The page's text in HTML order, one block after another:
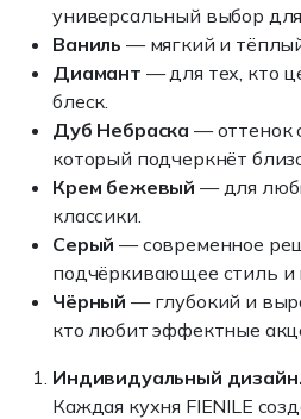
универсальный выбор
Ваниль — мягкий и
Диамант — для тех, кто
блеск.
Дуб Небраска — оттенок
который подчеркнёт
Крем бежевый — для
классики.
Серый — современное
подчёркивающее стиль и
Чёрный — глубокий и
кто любит эффектные
Индивидуальный дизайн.
Каждая кухня FIENILE